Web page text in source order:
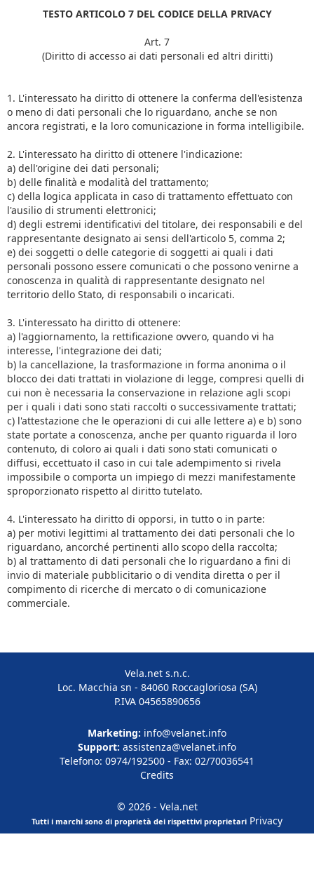
TESTO ARTICOLO 7 DEL CODICE DELLA PRIVACY
Art. 7
(Diritto di accesso ai dati personali ed altri diritti)
1. L'interessato ha diritto di ottenere la conferma dell'esistenza
o meno di dati personali che lo riguardano, anche se non
ancora registrati, e la loro comunicazione in forma intelligibile.
2. L'interessato ha diritto di ottenere l'indicazione:
a) dell'origine dei dati personali;
b) delle finalità e modalità del trattamento;
c) della logica applicata in caso di trattamento effettuato con
l'ausilio di strumenti elettronici;
d) degli estremi identificativi del titolare, dei responsabili e del
rappresentante designato ai sensi dell'articolo 5, comma 2;
e) dei soggetti o delle categorie di soggetti ai quali i dati
personali possono essere comunicati o che possono venirne a
conoscenza in qualità di rappresentante designato nel
territorio dello Stato, di responsabili o incaricati.
3. L'interessato ha diritto di ottenere:
a) l'aggiornamento, la rettificazione ovvero, quando vi ha
interesse, l'integrazione dei dati;
b) la cancellazione, la trasformazione in forma anonima o il
blocco dei dati trattati in violazione di legge, compresi quelli di
cui non è necessaria la conservazione in relazione agli scopi
per i quali i dati sono stati raccolti o successivamente trattati;
c) l'attestazione che le operazioni di cui alle lettere a) e b) sono
state portate a conoscenza, anche per quanto riguarda il loro
contenuto, di coloro ai quali i dati sono stati comunicati o
diffusi, eccettuato il caso in cui tale adempimento si rivela
impossibile o comporta un impiego di mezzi manifestamente
sproporzionato rispetto al diritto tutelato.
4. L'interessato ha diritto di opporsi, in tutto o in parte:
a) per motivi legittimi al trattamento dei dati personali che lo
riguardano, ancorché pertinenti allo scopo della raccolta;
b) al trattamento di dati personali che lo riguardano a fini di
invio di materiale pubblicitario o di vendita diretta o per il
compimento di ricerche di mercato o di comunicazione
commerciale.
Vela.net s.n.c.
Loc. Macchia sn - 84060 Roccagloriosa (SA)
P.IVA 04565890656
Marketing: info@velanet.info
Support: assistenza@velanet.info
Telefono: 0974/192500 - Fax: 02/70036541
Credits
© 2026 - Vela.net
Tutti i marchi sono di proprietà dei rispettivi proprietari Privacy